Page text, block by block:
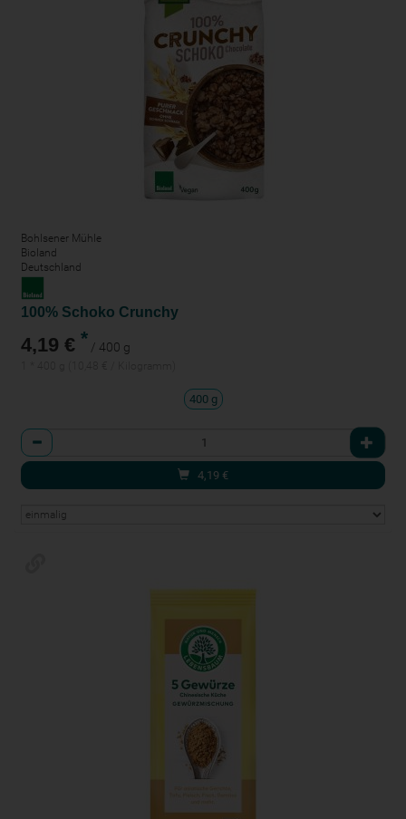
Bohlsener Mühle
Bioland
Deutschland
100% Schoko Crunchy
4,19 € * / 400 g
400 g
Anzahl
4,19 €